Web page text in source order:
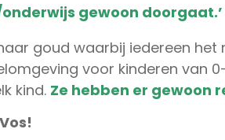
gewoon doorgaat.’
goud waarbij iedereen het
voor kinderen van
kind. Ze hebben er gewoon